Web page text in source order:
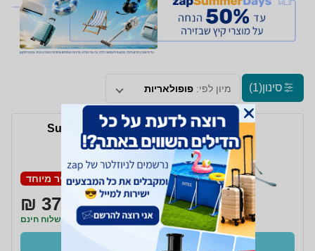
סינון(1) מיון לפי: פופולאריות
ציליית חוף Sunbag4
מחיר מיוחד
370 ₪
משלוח חינם
קנו עכשיו